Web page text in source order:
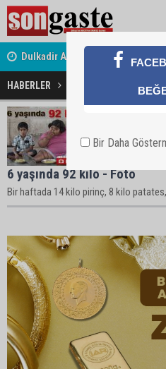
Dulkadir Ailesinin Mutlu Günü
HABERLER
6 yaşında 92 kilo - Foto
Bir haftada 14 kilo pirinç, 8 kilo
Bir Daha